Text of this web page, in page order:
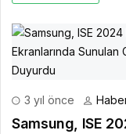
3 yıl önce
Samsung, ISE